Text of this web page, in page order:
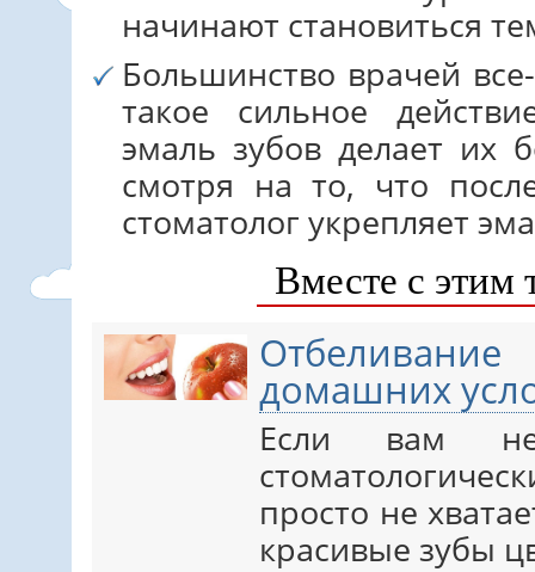
начинают становиться
Большинство врачей
такое сильное
эмаль зубов делает их
смотря на то, что
стоматолог укрепляет
Вместе с этим
домашних
Если вам не
просто не
красивые зубы